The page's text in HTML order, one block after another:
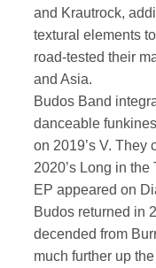
and Krautrock,
textural elements
road-tested their
and Asia.
Budos Band
danceable
on 2019’s V. They
2020’s Long in the
EP appeared on
Budos returned in
decended from
much further up